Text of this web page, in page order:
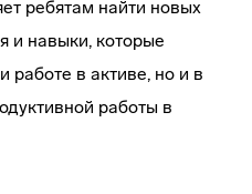
ребятам найти новых
и навыки, которые
работе в активе, но и в
работы в